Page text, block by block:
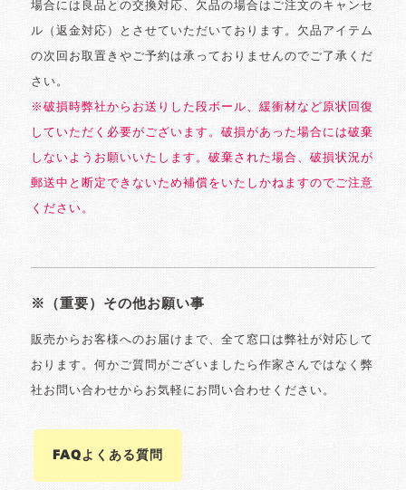
場合には良品との交換対応、欠品の場合はご注文のキャンセ
ル（返金対応）とさせていただいております。欠品アイテム
の次回お取置きやご予約は承っておりませんのでご了承くだ
さい。
※破損時弊社からお送りした段ボール、緩衝材など原状回復
していただく必要がございます。破損があった場合には破棄
しないようお願いいたします。破棄された場合、破損状況が
郵送中と断定できないため補償をいたしかねますのでご注意
ください。
※（重要）その他お願い事
販売からお客様へのお届けまで、全て窓口は弊社が対応して
おります。何かご質問がございましたら作家さんではなく弊
社お問い合わせからお気軽にお問い合わせください。
FAQよくある質問